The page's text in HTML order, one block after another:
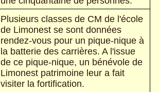
Plusieurs classes de CM de l'école
de Limonest se sont données
rendez-vous pour un pique-nique à
la batterie des carrières. A l'issue
de ce pique-nique, un bénévole de
Limonest patrimoine leur a fait
visiter la fortification.